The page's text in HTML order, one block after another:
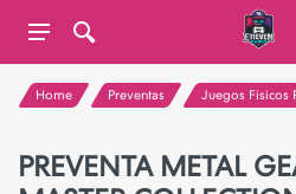
Home Preventas Juegos Fisicos
PREVENTA METAL